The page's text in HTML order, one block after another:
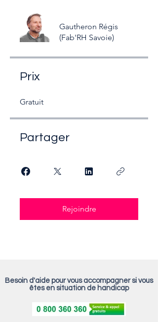
Gautheron Régis
(Fab'RH Savoie)
Prix
Gratuit
Partager
Rejoindre
Besoin d'aide pour vous accompagner si vous
êtes en situation de handicap